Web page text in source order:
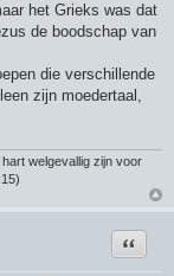
het Grieks was dat
de boodschap van
die verschillende
zijn moedertaal,
welgevallig zijn voor
Citeer